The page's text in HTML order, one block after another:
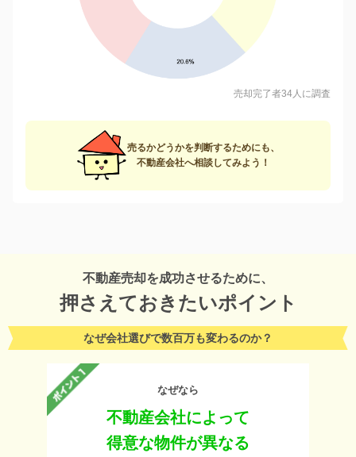
売却完了者34人に調査
売るかどうかを判断するためにも、
不動産会社へ相談してみよう！
不動産売却を成功させるために、
押さえておきたいポイント
なぜ会社選びで数百万も変わるのか？
なぜなら
不動産会社によって
得意な物件が異なる